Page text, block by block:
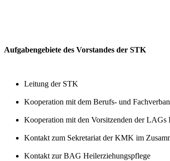
Aufgabengebiete des Vorstandes der STK
Leitung der STK
Kooperation mit dem Berufs- und
Kooperation mit den Vorsitzenden der LAGs
Kontakt zum Sekretariat der KMK im
Kontakt zur BAG Heilerziehungspflege